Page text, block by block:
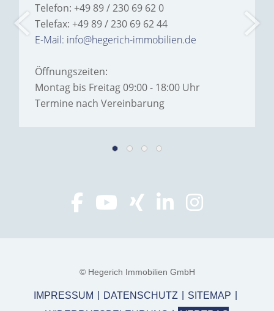
Telefon: +49 89 / 230 69 62 0
Telefax: +49 89 / 230 69 62 44
E-Mail: info@hegerich-immobilien.de
Öffnungszeiten:
Montag bis Freitag 09:00 - 18:00 Uhr
Termine nach Vereinbarung
© Hegerich Immobilien GmbH
IMPRESSUM DATENSCHUTZ
SITEMAP